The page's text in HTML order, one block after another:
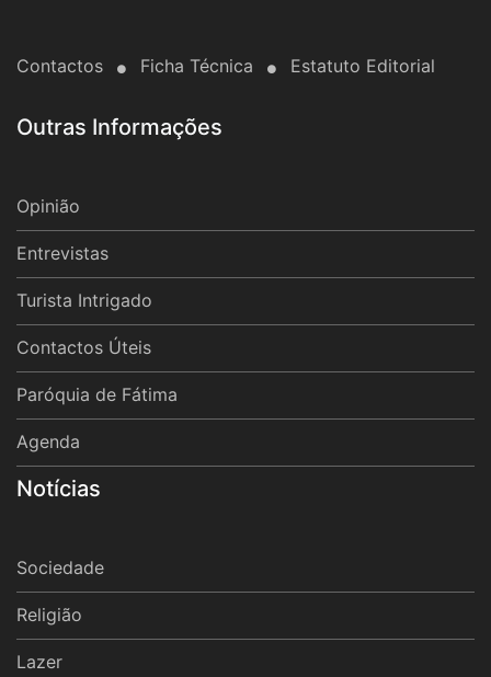
Contactos Ficha Técnica Estatuto Editorial
Outras Informações
Opinião
Entrevistas
Turista Intrigado
Contactos Úteis
Paróquia de Fátima
Agenda
Notícias
Sociedade
Religião
Lazer